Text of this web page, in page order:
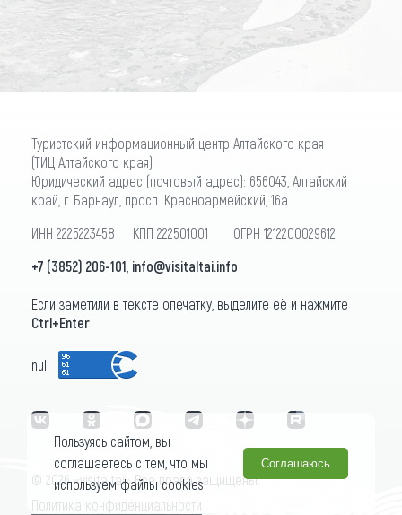
Туристский информационный центр Алтайского края
(ТИЦ Алтайского края)
Юридический адрес (почтовый адрес): 656043, Алтайский
край, г. Барнаул, просп. Красноармейский, 16а
ИНН 2225223458 КПП 222501001 ОГРН 1212200029612
+7 (3852) 206-101 info@visitaltai.info
Если заметили в тексте опечатку, выделите её и нажмите
Ctrl+Enter
null
© 2026 «visitaltai» Все права защищены.
Политика конфиденциальности
Пользуясь сайтом, вы
соглашаетесь с тем, что мы
используем файлы cookies.
Соглашаюсь